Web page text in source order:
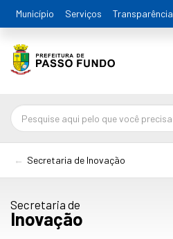
Município Serviços Transparência
Secretaria de Inovação
Secretaria de
Inovação